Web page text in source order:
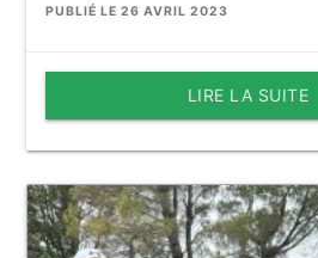
PUBLIÉ LE 26 AVRIL 2023
LIRE LA SUITE